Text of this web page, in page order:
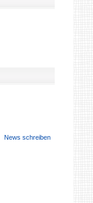
News schreiben